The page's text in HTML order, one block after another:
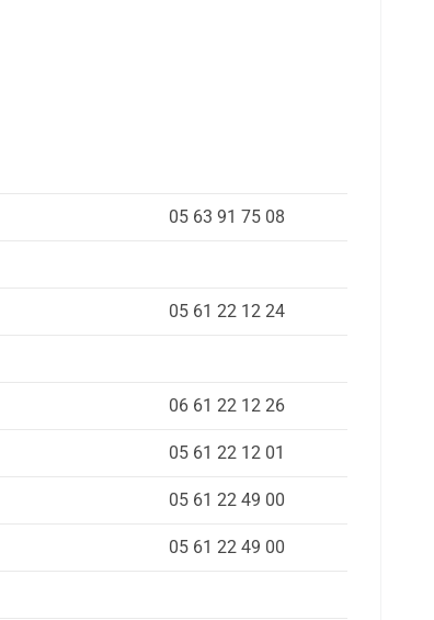
05 63 91 75 08
05 61 22 12 24
06 61 22 12 26
05 61 22 12 01
05 61 22 49 00
05 61 22 49 00